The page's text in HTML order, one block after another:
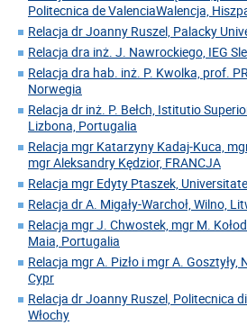
Politecnica de ValenciaWalencja,
Relacja dr Joanny Ruszel, Palacky
Relacja dra inż. J. Nawrockiego, IEG
Relacja dra hab. inż. P. Kwolka, prof.
Norwegia
Relacja dr inż. P. Bełch, Istitutio
Lizbona, Portugalia
Relacja mgr Katarzyny Kadaj-Kuca,
mgr Aleksandry Kędzior, FRANCJA
Relacja mgr Edyty Ptaszek,
Relacja dr A. Migały-Warchoł, Wilno,
Relacja mgr J. Chwostek, mgr M.
Maia, Portugalia
Relacja mgr A. Pizło i mgr A.
Cypr
Relacja dr Joanny Ruszel, Politecnica
Włochy